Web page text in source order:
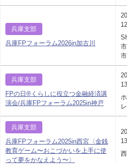
兵庫支部
兵庫FPフォーラム2026in加古川
兵庫支部
FPの日®くらしに役立つ金融経済講
演会/兵庫FPフォーラム2025in神戸
兵庫支部
兵庫FPフォーラム2025in西宮〈金銭
教育ゲーム〜おこづかいを上手に使
って夢をかなえよう〜〉